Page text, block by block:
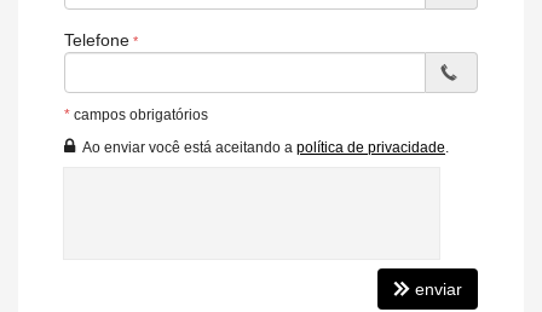
Telefone
* campos obrigatórios
Ao enviar você está aceitando a política de privacidade
enviar